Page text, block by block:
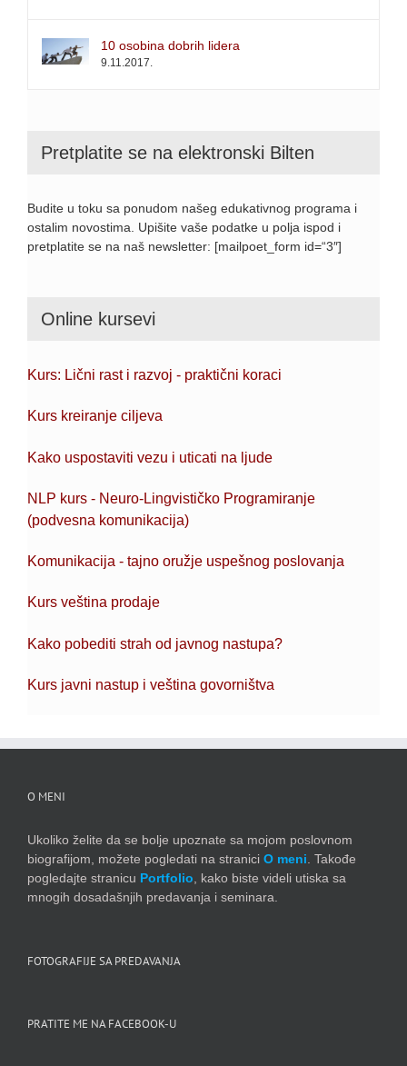
10 osobina dobrih lidera
9.11.2017.
Pretplatite se na elektronski Bilten
Budite u toku sa ponudom našeg edukativnog programa i
ostalim novostima. Upišite vaše podatke u polja ispod i
pretplatite se na naš newsletter: [mailpoet_form id=“3″]
Online kursevi
Kurs: Lični rast i razvoj - praktični koraci
Kurs kreiranje ciljeva
Kako uspostaviti vezu i uticati na ljude
NLP kurs - Neuro-Lingvističko Programiranje
(podvesna komunikacija)
Komunikacija - tajno oružje uspešnog poslovanja
Kurs veština prodaje
Kako pobediti strah od javnog nastupa?
Kurs javni nastup i veština govorništva
O MENI
Ukoliko želite da se bolje upoznate sa mojom poslovnom
biografijom, možete pogledati na stranici O meni. Takođe
pogledajte stranicu Portfolio, kako biste videli utiska sa
mnogih dosadašnjih predavanja i seminara.
FOTOGRAFIJE SA PREDAVANJA
PRATITE ME NA FACEBOOK-U